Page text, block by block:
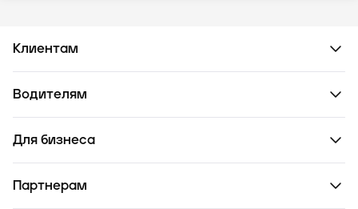
Клиентам
Водителям
Для бизнеса
Партнерам